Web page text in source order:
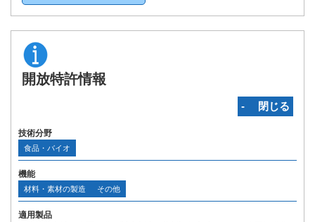
開放特許情報
‐ 閉じる
技術分野
食品・バイオ
機能
材料・素材の製造 その他
適用製品